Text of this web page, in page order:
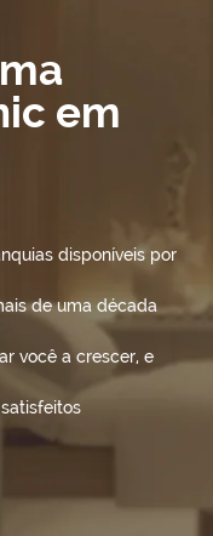
em
disponíveis por
de uma década
você a crescer, e